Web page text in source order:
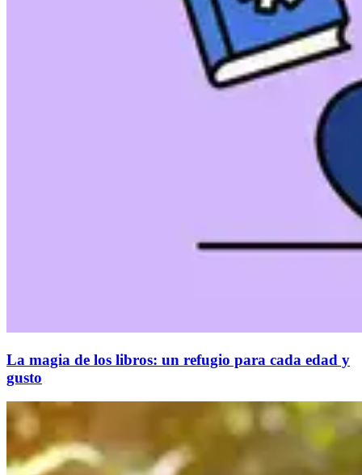
La magia de los libros: un refugio para cada edad y
gusto